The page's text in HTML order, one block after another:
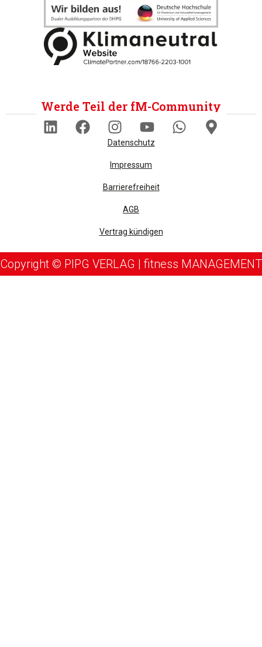
Werde Teil der fM-Community
Datenschutz
Impressum
Barrierefreiheit
AGB
Vertrag kündigen
Copyright © PIPG VERLAG | fitness MANAGEMENT